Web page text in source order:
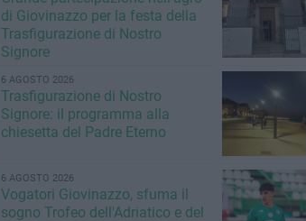
di Giovinazzo per la festa della
Trasfigurazione di Nostro
Signore
6 AGOSTO 2026
Trasfigurazione di Nostro
Signore: il programma alla
chiesetta del Padre Eterno
6 AGOSTO 2026
Vogatori Giovinazzo, sfuma il
sogno Trofeo dell'Adriatico e del